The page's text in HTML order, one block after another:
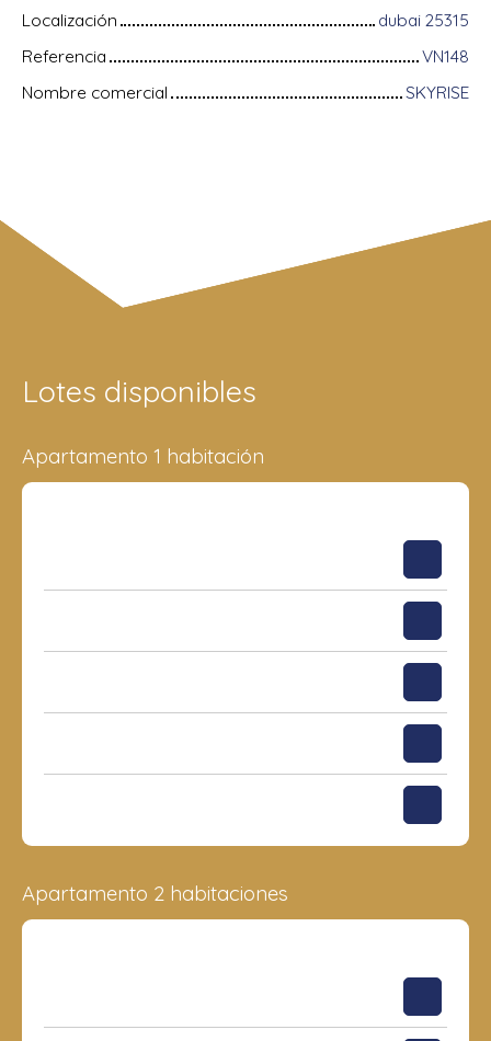
Localización
dubai 25315
Referencia
VN148
Nombre comercial
SKYRISE
Lotes disponibles
Apartamento 1 habitación
Apartamento 2 habitaciones